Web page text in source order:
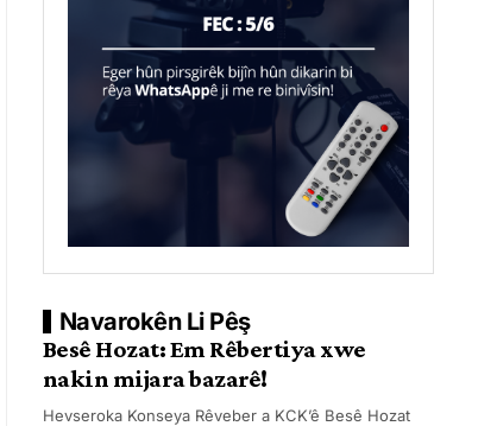
Navarokên Li Pêş
Besê Hozat: Em Rêbertiya xwe
nakin mijara bazarê!
Hevseroka Konseya Rêveber a KCK’ê Besê Hozat